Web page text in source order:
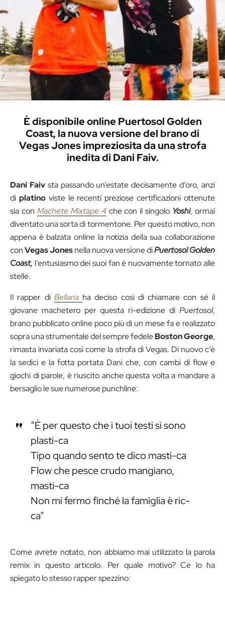
È disponibile online Puertosol Golden
Coast, la nuova versione del brano di
Vegas Jones impreziosita da una strofa
inedita di Dani Faiv.
Dani Faivsta passando un’estate decisamente d’oro, anzi
di platinoviste le recenti preziose certificazioni ottenute
sia con Machete Mixtape 4che con il singolo Yoshi, ormai
diventato una sorta di tormentone. Per questo motivo, non
appena è balzata online la notizia della sua collaborazione
conVegas Jonesnella nuova versione diPuertosol Golden
Coast, l’entusiasmo dei suoi fan è nuovamente tornato alle
stelle.
Il rapper di Bellaria ha deciso così di chiamare con sé il
giovane machetero per questa ri-edizione di Puertosol,
brano pubblicato online poco più di un mese fa e realizzato
sopra una strumentale del sempre fedeleBoston George,
rimasta invariata così come la strofa di Vegas. Di nuovo c’è
la sedici e la fotta portata Dani che, con cambi di flow e
giochi di parole, è riuscito anche questa volta a mandare a
bersaglio le sue numerose punchline:
“È per questo che i tuoi testi sì sono
plasti-ca
Tipo quando sento te dico masti-ca
Flow che pesce crudo mangiano,
masti-ca
Non mi fermo finché la famiglia è ric-
ca”
Come avrete notato, non abbiamo mai utilizzato la parola
remix in questo articolo. Per quale motivo? Ce lo ha
spiegato lo stesso rapper spezzino: